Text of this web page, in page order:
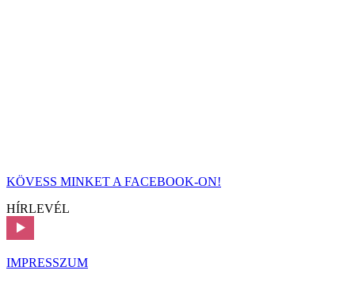
KÖVESS MINKET A FACEBOOK-ON!
HÍRLEVÉL
IMPRESSZUM